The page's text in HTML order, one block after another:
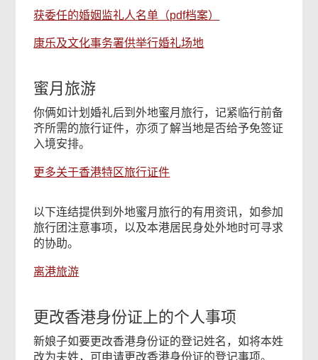
获委任的婚姻监礼人名单（pdf档案）
康乐及文化事务署供举行婚礼场地
蜜月旅游
你俩如计划婚礼后到外地蜜月旅行，记紧临行前备
齐所需的旅行证件，亦须了解当地是否给予免签证
入境安排。
更多关于香港特区旅行证件
以下连结提供到外地蜜月旅行的有用资讯，如参加
旅行团注意事项，以及本港居民身处外地时可寻求
的协助。
离港旅游
更改香港身份证上的个人事项
新娘子如要更改香港身份证的登记姓名，如将本姓
改为夫姓，可申请更改香港身份证的登记事项。